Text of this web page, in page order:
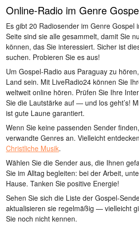
Online-Radio im Genre
Es gibt 20 Radiosender im Genre Gospel
Seite sind sie alle gesammelt, damit Sie
können, das Sie interessiert. Sicher ist
suchen. Probieren Sie es aus!
Um Gospel-Radio aus Paraguay zu
Land sein. Mit LiveRadio24 können Sie
weltweit online hören. Prüfen Sie Ihre
Sie die Lautstärke auf — und los geht’s!
ist gute Laune garantiert.
Wenn Sie keine passenden Sender
verwandte Genres an. Vielleicht
Christliche Musik.
Wählen Sie die Sender aus, die Ihnen
Sie im Alltag begleiten: bei der Arbeit,
Hause. Tanken Sie positive Energie!
Sehen Sie sich die Liste der Gospel-
aktualisieren sie regelmäßig — vielleicht
Sie noch nicht kennen.